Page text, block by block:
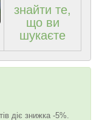
знайти те,
що ви
шукаєте
діє знижка -5%.